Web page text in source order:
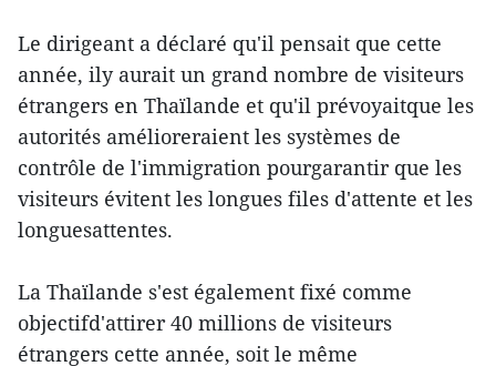
Le dirigeant a déclaré qu'il pensait que cette
année, ily aurait un grand nombre de visiteurs
étrangers en Thaïlande et qu'il prévoyaitque les
autorités amélioreraient les systèmes de
contrôle de l'immigration pourgarantir que les
visiteurs évitent les longues files d'attente et les
longuesattentes.
La Thaïlande s'est également fixé comme
objectifd'attirer 40 millions de visiteurs
étrangers cette année, soit le même